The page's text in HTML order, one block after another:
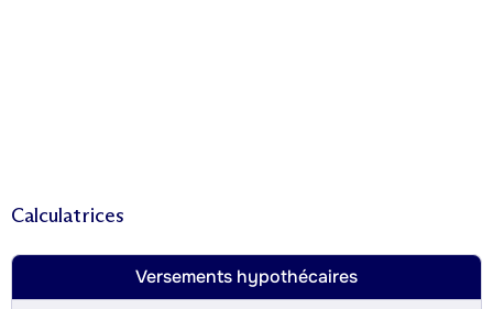
Calculatrices
Versements hypothécaires